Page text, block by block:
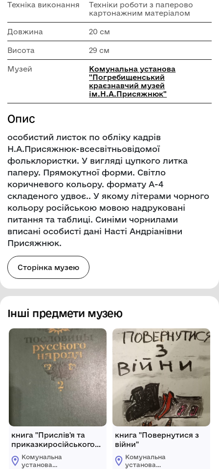
Техніка виконання
Техніки роботи з паперово
картонажним матеріалом
Довжина 20 см
Висота 29 см
Музей
Комунальна установа
"Погребищенський
краєзнавчий музей
ім.Н.А.Присяжнюк"
Опис
особистий листок по обліку кадрів
Н.А.Присяжнюк-всесвітньовідомої
фольклористки. У вигляді цупкого литка
паперу. Прямокутної форми. Світло
коричневого кольору. формату А-4
складеного удвоє.. У якому літерами чорного
кольору російською мовою надруковані
питання та таблиці. Синіми чорнилами
вписані особисті дані Насті Андріанівни
Присяжнюк.
Сторінка музею
Інші предмети музею
книга "Прислів'я та
приказкиросійського
народу" Том ІІ
Комунальна
установа
книга "Повернутися з
війни"
Комунальна
установа